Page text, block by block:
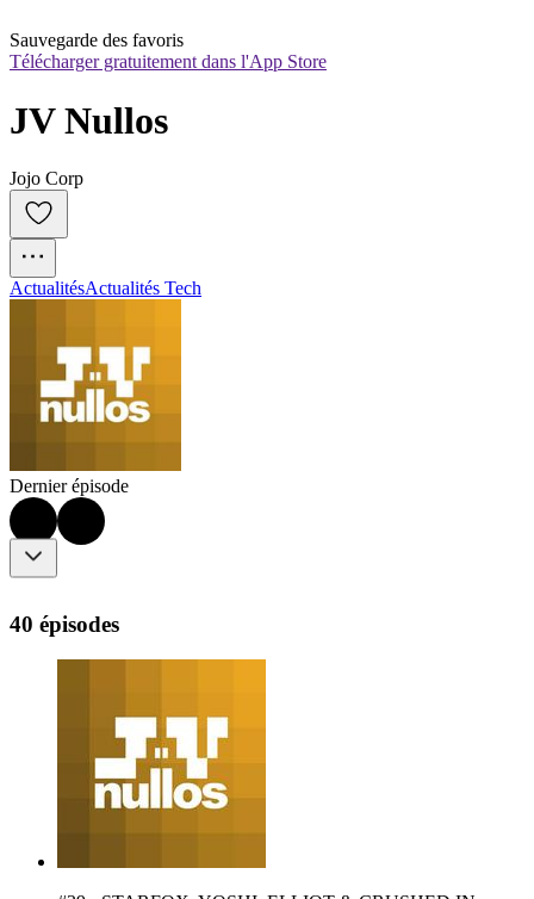
Sauvegarde des favoris
Télécharger gratuitement dans l'App Store
JV Nullos
Jojo Corp
ActualitésActualités Tech
Dernier épisode
40 épisodes